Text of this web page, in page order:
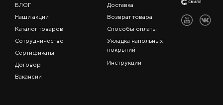
БЛОГ
Наши акции
Каталог товаров
Сотрудничество
Сертификаты
Договор
Вакансии
Доставка
Возврат товара
Способы оплаты
Укладка напольных
покрытий
Инструкции